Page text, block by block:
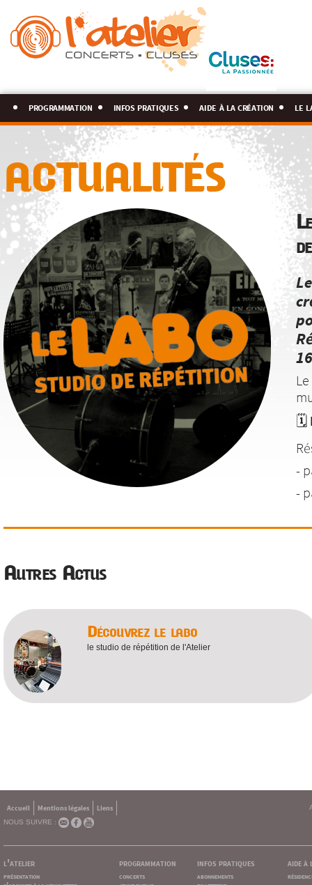
programmation infos pratiques aide à la création le
ACTUALITÉS
🗓️
-
-
🎤
Autres Actus
Découvrez le labo
le studio de répétition de l'Atelier
Accueil Mentions légales
Liens
NOUS SUIVRE :
l'atelier
présentation
programmation
concerts
infos pratiques
abonnements
aide